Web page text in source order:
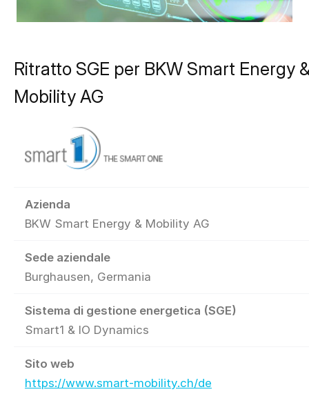
Ritratto SGE per BKW Smart Energy
Mobility AG
Azienda
BKW Smart Energy & Mobility AG
Sede aziendale
Burghausen, Germania
Sistema di gestione energetica (SGE)
Smart1 & IO Dynamics
Sito web
https://www.smart-mobility.ch/de